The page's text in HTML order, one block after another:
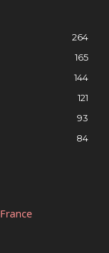
264
165
144
121
93
84